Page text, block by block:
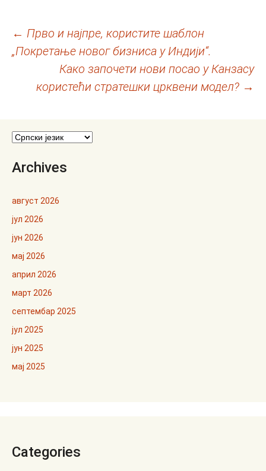
Кретање
чланака
← Прво и најпре, користите шаблон
„Покретање новог бизниса у Индији“.
Како започети нови посао у Канзасу
користећи стратешки црквени модел? →
Archives
август 2026
јул 2026
јун 2026
мај 2026
април 2026
март 2026
септембар 2025
јул 2025
јун 2025
мај 2025
Categories